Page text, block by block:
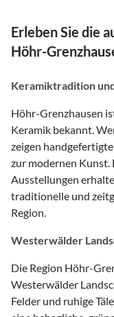
Erleben Sie die
Höhr-
Keramiktradition
Höhr-Grenzhausen
Keramik bekannt.
zeigen
zur modernen Kunst.
Ausstellungen
traditionelle und
Region.
Westerwälder
Die Region Höhr-
Westerwälder
Felder und ruhige